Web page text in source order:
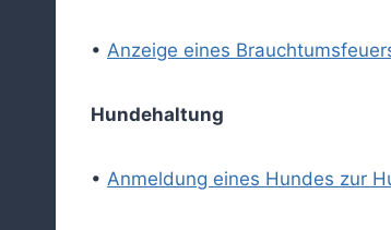
• Anzeige eines
Hundehaltung
• Anmeldung eines Hundes zur